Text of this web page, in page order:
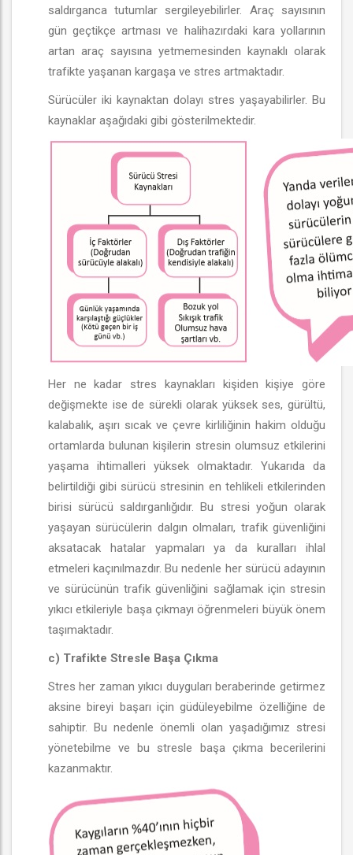
saldırganca tutumlar sergileyebilirler. Araç sayısının
gün geçtikçe artması ve halihazırdaki kara yollarının
artan araç sayısına yetmemesinden kaynaklı olarak
trafikte yaşanan kargaşa ve stres artmaktadır.
Sürücüler iki kaynaktan dolayı stres yaşayabilirler. Bu
kaynaklar aşağıdaki gibi gösterilmektedir.
Her ne kadar stres kaynakları kişiden kişiye göre
değişmekte ise de sürekli olarak yüksek ses, gürültü,
kalabalık, aşırı sıcak ve çevre kirliliğinin hakim olduğu
ortamlarda bulunan kişilerin stresin olumsuz etkilerini
yaşama ihtimalleri yüksek olmaktadır. Yukarıda da
belirtildiği gibi sürücü stresinin en tehlikeli etkilerinden
birisi sürücü saldırganlığıdır. Bu stresi yoğun olarak
yaşayan sürücülerin dalgın olmaları, trafik güvenliğini
aksatacak hatalar yapmaları ya da kuralları ihlal
etmeleri kaçınılmazdır. Bu nedenle her sürücü adayının
ve sürücünün trafik güvenliğini sağlamak için stresin
yıkıcı etkileriyle başa çıkmayı öğrenmeleri büyük önem
taşımaktadır.
c) Trafikte Stresle Başa Çıkma
Stres her zaman yıkıcı duyguları beraberinde getirmez
aksine bireyi başarı için güdüleyebilme özelliğine de
sahiptir. Bu nedenle önemli olan yaşadığımız stresi
yönetebilme ve bu stresle başa çıkma becerilerini
kazanmaktır.